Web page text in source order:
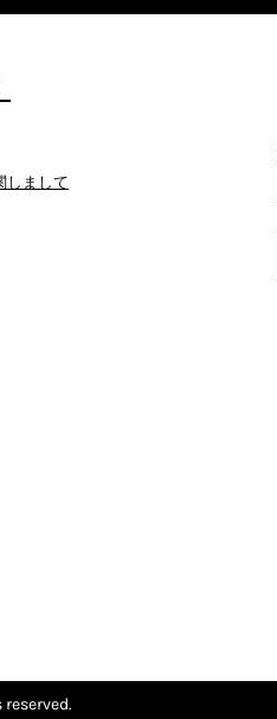
しまして